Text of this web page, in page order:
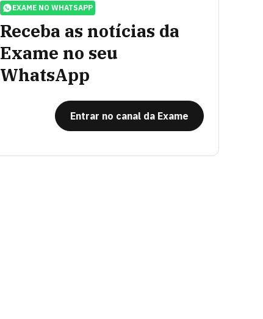
EXAME NO WHATSAPP
Receba as notícias da
Exame no seu
WhatsApp
Entrar no canal da Exame